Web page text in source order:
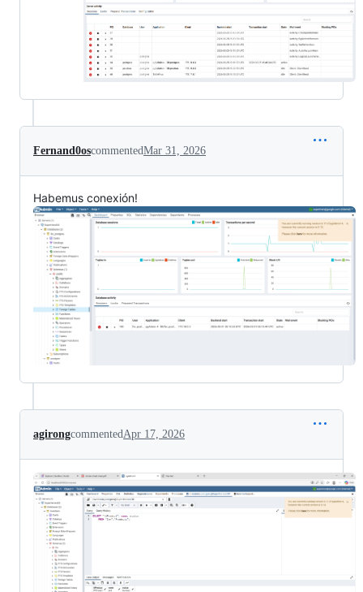
Fernand0oscommentedMar 31, 2026
Habemus conexión!
agirongcommented Apr 17, 2026